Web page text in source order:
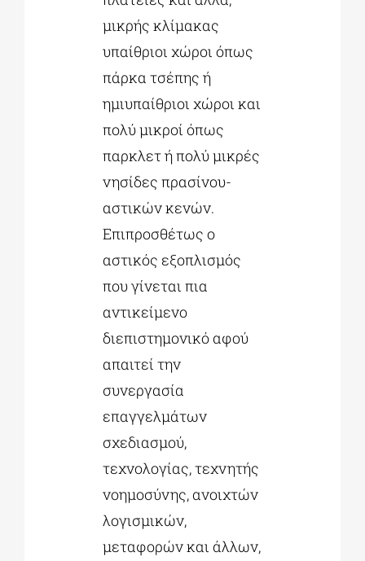
μικρής κλίμακας
υπαίθριοι χώροι όπως
πάρκα τσέπης ή
ημιυπαίθριοι χώροι και
πολύ μικροί όπως
παρκλετ ή πολύ μικρές
νησίδες πρασίνου-
αστικών κενών.
Επιπροσθέτως ο
αστικός εξοπλισμός
που γίνεται πια
αντικείμενο
διεπιστημονικό αφού
απαιτεί την
συνεργασία
επαγγελμάτων
σχεδιασμού,
τεχνολογίας, τεχνητής
νοημοσύνης, ανοιχτών
λογισμικών,
μεταφορών και άλλων,